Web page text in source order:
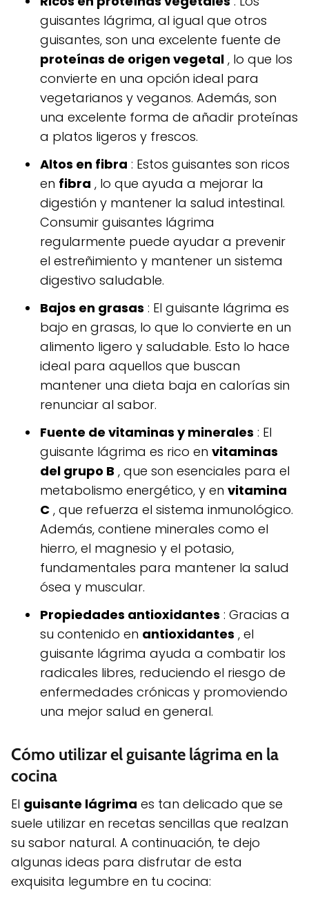
guisantes lágrima, al igual que otros
guisantes, son una excelente fuente de
proteínas de origen vegetal , lo que los
convierte en una opción ideal para
vegetarianos y veganos. Además, son
una excelente forma de añadir proteínas
a platos ligeros y frescos.
Altos en fibra : Estos guisantes son ricos
en fibra , lo que ayuda a mejorar la
digestión y mantener la salud intestinal.
Consumir guisantes lágrima
regularmente puede ayudar a prevenir
el estreñimiento y mantener un sistema
digestivo saludable.
Bajos en grasas : El guisante lágrima es
bajo en grasas, lo que lo convierte en un
alimento ligero y saludable. Esto lo hace
ideal para aquellos que buscan
mantener una dieta baja en calorías sin
renunciar al sabor.
Fuente de vitaminas y minerales : El
guisante lágrima es rico en vitaminas
del grupo B , que son esenciales para el
metabolismo energético, y en vitamina
C , que refuerza el sistema inmunológico.
Además, contiene minerales como el
hierro, el magnesio y el potasio,
fundamentales para mantener la salud
ósea y muscular.
Propiedades antioxidantes : Gracias a
su contenido en antioxidantes , el
guisante lágrima ayuda a combatir los
radicales libres, reduciendo el riesgo de
enfermedades crónicas y promoviendo
una mejor salud en general.
Cómo utilizar el guisante lágrima en la
cocina
El guisante lágrima es tan delicado que se
suele utilizar en recetas sencillas que realzan
su sabor natural. A continuación, te dejo
algunas ideas para disfrutar de esta
exquisita legumbre en tu cocina: